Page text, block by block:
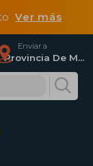
Ver más
Enviar a
Provincia De Madrid